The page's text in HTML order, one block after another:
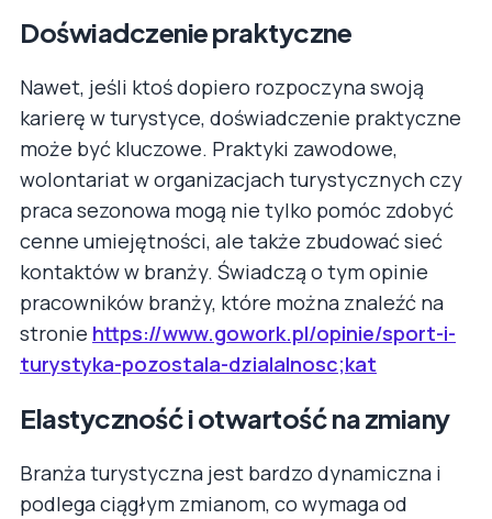
Doświadczenie praktyczne
Nawet, jeśli ktoś dopiero rozpoczyna swoją
karierę w turystyce, doświadczenie praktyczne
może być kluczowe. Praktyki zawodowe,
wolontariat w organizacjach turystycznych czy
praca sezonowa mogą nie tylko pomóc zdobyć
cenne umiejętności, ale także zbudować sieć
kontaktów w branży. Świadczą o tym opinie
pracowników branży, które można znaleźć na
stronie https://www.gowork.pl/opinie/sport-i-
turystyka-pozostala-dzialalnosc;kat
Elastyczność i otwartość na zmiany
Branża turystyczna jest bardzo dynamiczna i
podlega ciągłym zmianom, co wymaga od